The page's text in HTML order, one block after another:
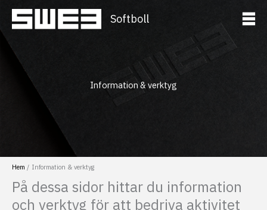
innehåll
Softboll
Information & verktyg
Hem Information & verktyg
På dessa sidor hittar du information
och verktyg för att bedriva aktivitet